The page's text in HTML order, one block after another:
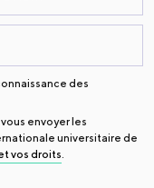
des
envoyer les
universitaire de
vos droits.